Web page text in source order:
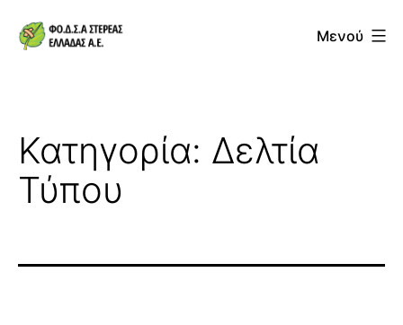
σε
ΑΕ
Μενού
Κατηγορία: Δελτία
Τύπου